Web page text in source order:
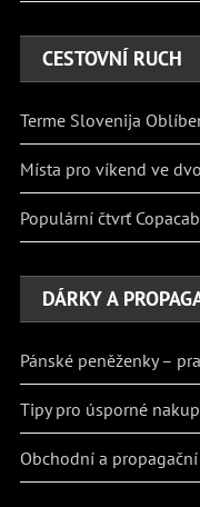
CESTOVNÍ RUCH
Terme Slovenija
Místa pro víkend ve
Populární čtvrť
DÁRKY A
Pánské peněženky –
Tipy pro úsporné
Obchodní a